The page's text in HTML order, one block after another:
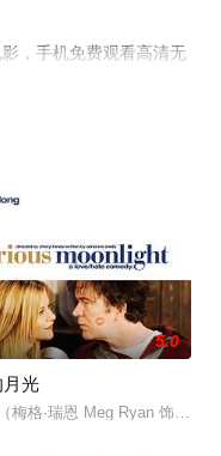
，手机免费观看高清无
主人黑帮老大以为她偷走，便
托尼接管继承了杂志社。目
5.0
光
梅格·瑞恩 Meg Ryan 饰）是